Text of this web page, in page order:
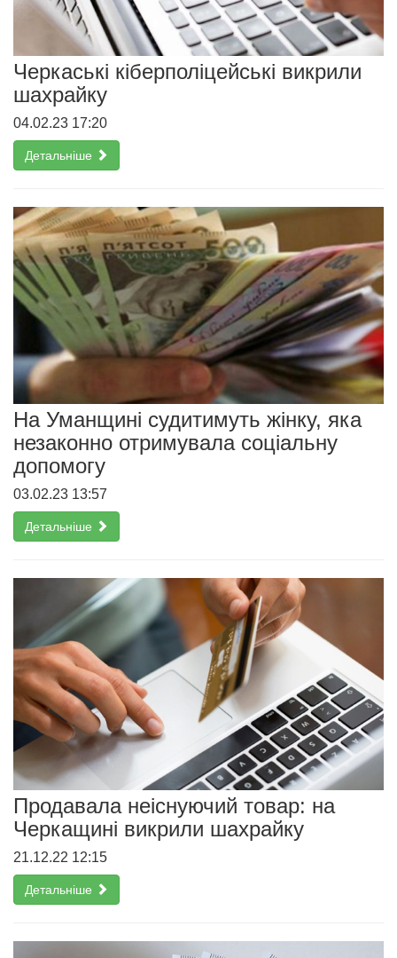
Черкаські кіберполіцейські викрили
шахрайку
04.02.23 17:20
Детальніше
На Уманщині судитимуть жінку, яка
незаконно отримувала соціальну
допомогу
03.02.23 13:57
Детальніше
Продавала неіснуючий товар: на
Черкащині викрили шахрайку
21.12.22 12:15
Детальніше